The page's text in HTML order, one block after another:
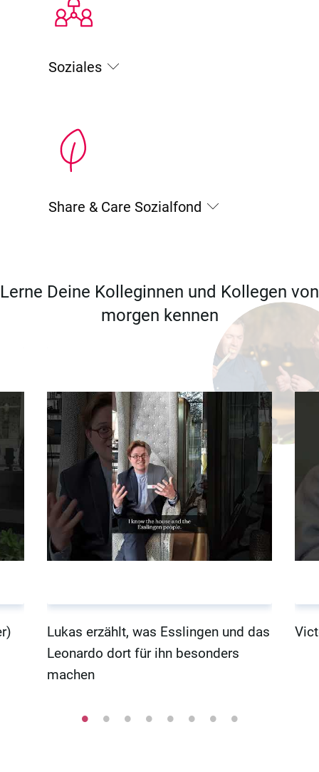
Soziales
Share & Care Sozialfond
Lerne Deine Kolleginnen und Kollegen von
morgen kennen
Lukas erzählt, was Esslingen und das
Leonardo dort für ihn besonders
machen